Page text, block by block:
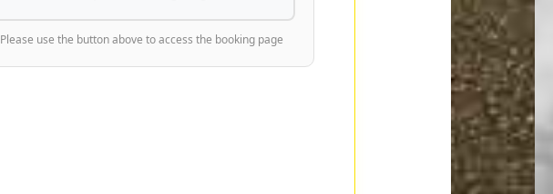
Please use the button above to access the booking page